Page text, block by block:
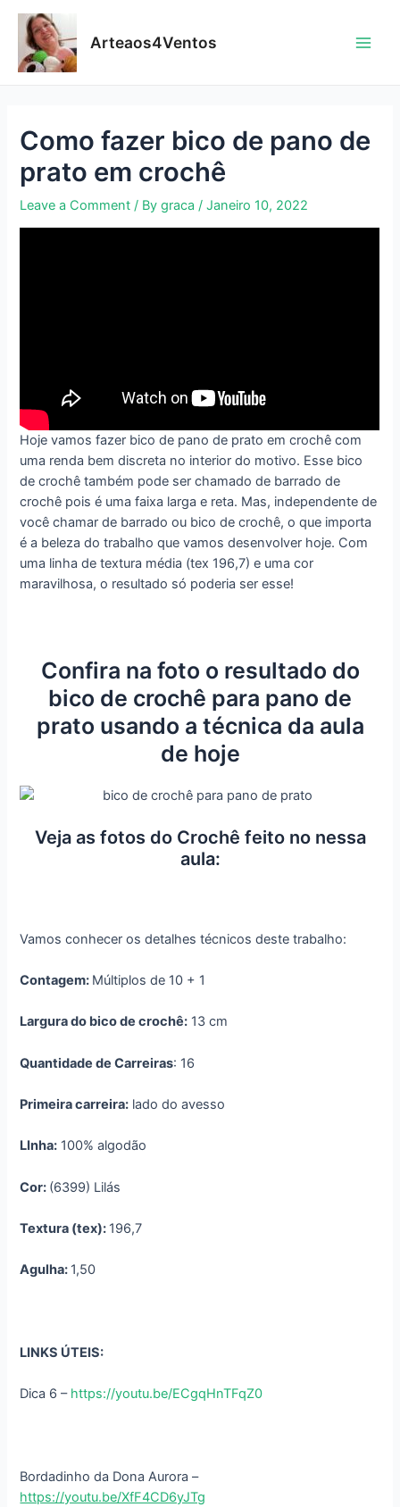
content
Arteaos4Ventos
Como fazer bico de pano de
prato em crochê
Leave a Comment / Bygraca /Janeiro 10, 2022
Hoje vamos fazer bico de pano de prato em crochê com
uma renda bem discreta no interior do motivo. Esse bico
de crochê também pode ser chamado de barrado de
crochê pois é uma faixa larga e reta. Mas, independente de
você chamar de barrado ou bico de crochê, o que importa
é a beleza do trabalho que vamos desenvolver hoje. Com
uma linha de textura média (tex 196,7) e uma cor
maravilhosa, o resultado só poderia ser esse!
Confira na foto o resultado do
bico de crochê para pano de
prato usando a técnica da aula
de hoje
Veja as fotos do Crochê feito no nessa
aula:
Vamos conhecer os detalhes técnicos deste trabalho:
Contagem: Múltiplos de 10 + 1
Largura do bico de crochê: 13 cm
Quantidade de Carreiras: 16
Primeira carreira: lado do avesso
LInha: 100% algodão
Cor: (6399) Lilás
Textura (tex): 196,7
Agulha: 1,50
LINKS ÚTEIS:
Dica 6 – https://youtu.be/ECgqHnTFqZ0
Bordadinho da Dona Aurora –
https://youtu.be/XfF4CD6yJTg